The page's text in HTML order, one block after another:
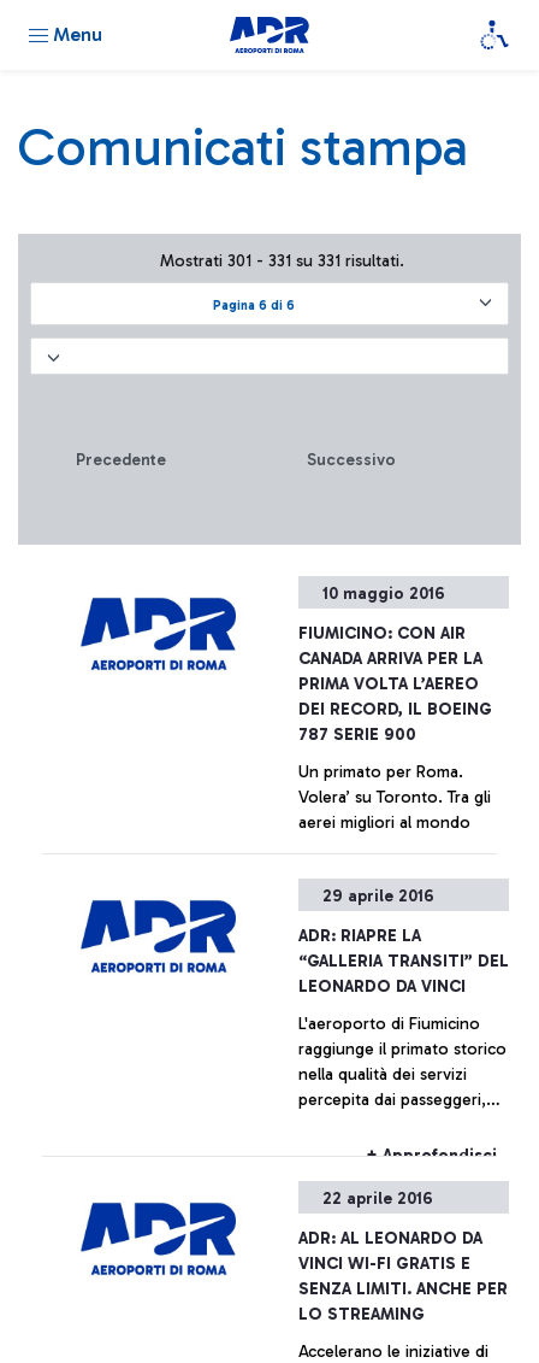
Menu
Comunicati stampa
Pagina 6 di 6
Mostrati 301 - 331 su 331 risultati.
Precedente Successivo
10 maggio 2016
FIUMICINO: CON AIR
CANADA ARRIVA PER LA
PRIMA VOLTA L’AEREO
DEI RECORD, IL BOEING
787 SERIE 900
Un primato per Roma.
Volera’ su Toronto. Tra gli
aerei migliori al mondo
+ Approfondisci
29 aprile 2016
ADR: RIAPRE LA
“GALLERIA TRANSITI” DEL
LEONARDO DA VINCI
L'aeroporto di Fiumicino
raggiunge il primato storico
nella qualità dei servizi
percepita dai passeggeri,
internazionali ACI
+ Approfondisci
22 aprile 2016
ADR: AL LEONARDO DA
VINCI WI-FI GRATIS E
SENZA LIMITI. ANCHE PER
LO STREAMING
Accelerano le iniziative di